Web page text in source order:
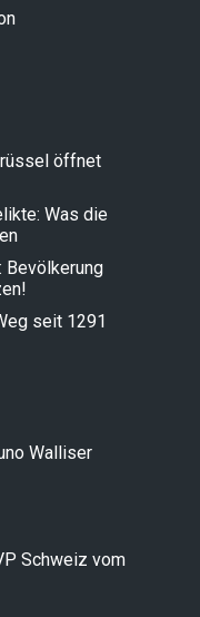
öffnet
Was die
Bevölkerung
seit 1291
Walliser
Schweiz vom